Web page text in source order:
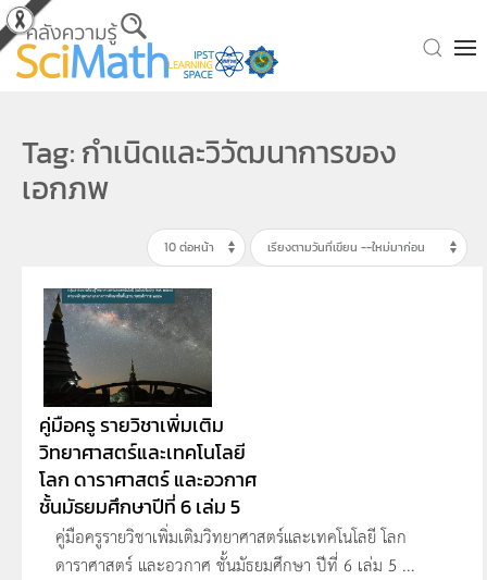
Skip to main content
Tag: กำเนิดและวิวัฒนาการของ
เอกภพ
คู่มือครู รายวิชาเพิ่มเติม
วิทยาศาสตร์และเทคโนโลยี
โลก ดาราศาสตร์ และอวกาศ
ชั้นมัธยมศึกษาปีที่ 6 เล่ม 5
คู่มือครูรายวิชาเพิ่มเติมวิทยาศาสตร์และเทคโนโลยี โลก
ดาราศาสตร์ และอวกาศ ชั้นมัธยมศึกษา ปีที่ 6 เล่ม 5 ...